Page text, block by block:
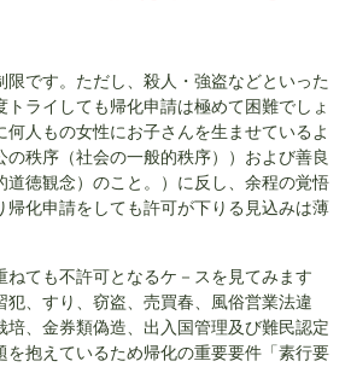
限です。ただし、殺人・強盗などといった
トライしても帰化申請は極めて困難でしょ
何人もの女性にお子さんを生ませているよ
の秩序（社会の一般的秩序））および善良
道徳観念）のこと。）に反し、余程の覚悟
帰化申請をしても許可が下りる見込みは薄
ねても不許可となるケ－スを見てみます
犯、すり、窃盗、売買春、風俗営業法違
培、金券類偽造、出入国管理及び難民認定
を抱えているため帰化の重要要件「素行要